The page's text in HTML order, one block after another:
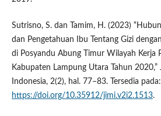
Sutrisno, S. dan Tamim, H. (2023)
dan Pengetahuan Ibu Tentang Gizi
di Posyandu Abung Timur Wilayah Kerja
Kabupaten Lampung Utara Tahun
Indonesia, 2(2), hal. 77–83. Tersedia pada:
https://doi.org/10.35912/jimi.v2i2.1513.